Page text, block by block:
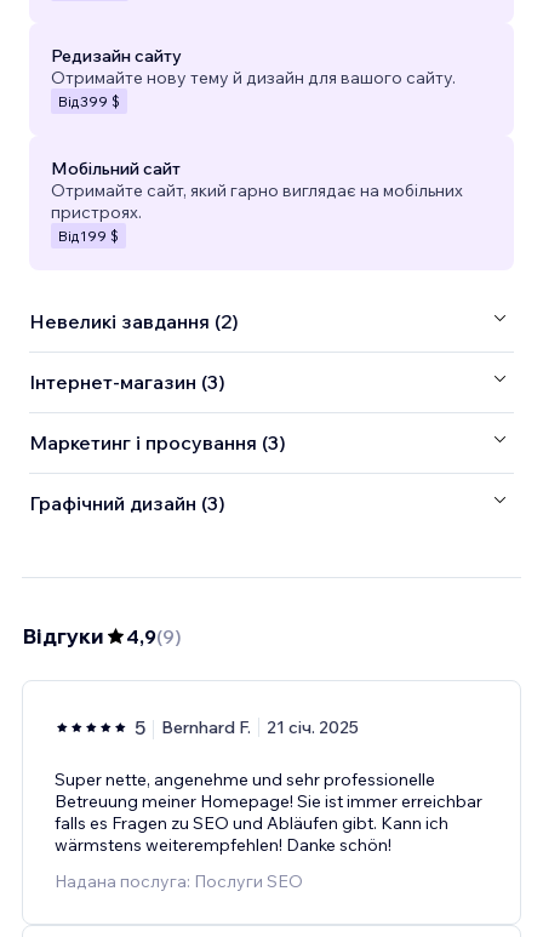
Редизайн сайту
Отримайте нову тему й дизайн для вашого сайту.
Від399 $
Мобільний сайт
Отримайте сайт, який гарно виглядає на мобільних
пристроях.
Від 199 $
Невеликі завдання (2)
Інтернет-магазин (3)
Маркетинг і просування (3)
Графічний дизайн (3)
Відгуки 4,9(9)
5 Bernhard F. 21 січ. 2025
Super nette, angenehme und sehr professionelle
Betreuung meiner Homepage! Sie ist immer erreichbar
falls es Fragen zu SEO und Abläufen gibt. Kann ich
wärmstens weiterempfehlen! Danke schön!
Надана послуга: Послуги SEO